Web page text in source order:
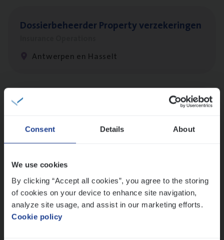
Consent Details About
We use cookies
By clicking “Accept all cookies”, you agree to the storing
of cookies on your device to enhance site navigation,
analyze site usage, and assist in our marketing efforts.
Cookie policy
Dos­sier­be­heer­der Pro­per­ty verzekeringen
Antwerpen en Hasselt
Dos­sier­be­heer­der Onder­ne­min­gen Van­b­
Insurance Operations
Dos­sier­be­heer­der Gewaar­borgd Inkomen
Insurance Operations